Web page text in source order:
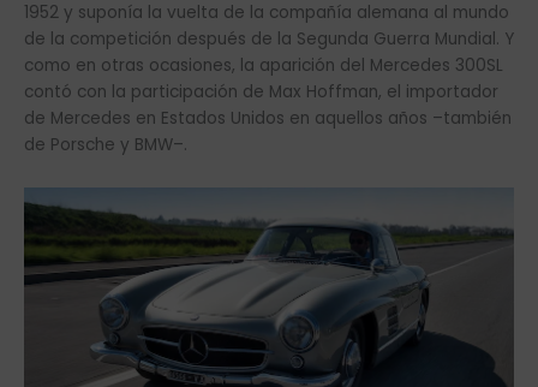
1952 y suponía la vuelta de la compañía alemana al mundo
de la competición después de la Segunda Guerra Mundial. Y
como en otras ocasiones, la aparición del Mercedes 300SL
contó con la participación de Max Hoffman, el importador
de Mercedes en Estados Unidos en aquellos años –también
de Porsche y BMW–.